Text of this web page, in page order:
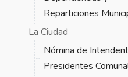
Reparticiones
La Ciudad
Nómina de
Presidentes